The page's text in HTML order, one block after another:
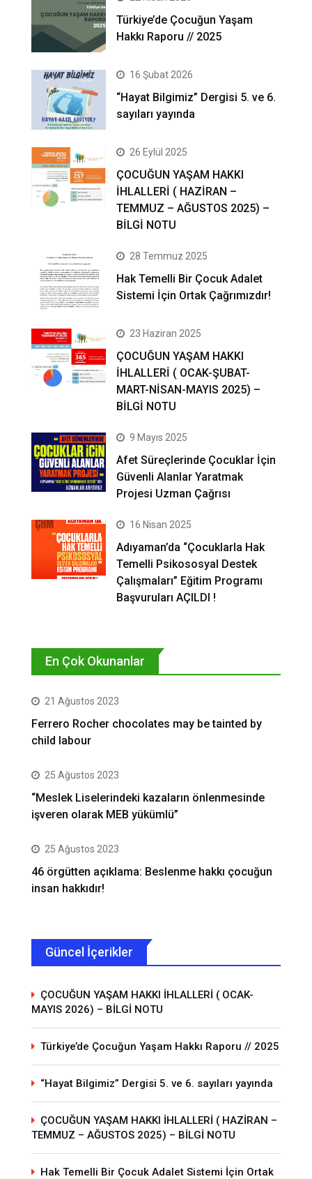
Türkiye’de Çocuğun Yaşam
Hakkı Raporu // 2025
16 Şubat 2026
“Hayat Bilgimiz” Dergisi 5. ve 6.
sayıları yayında
26 Eylül 2025
ÇOCUĞUN YAŞAM HAKKI
İHLALLERİ ( HAZİRAN –
TEMMUZ – AĞUSTOS 2025) –
BİLGİ NOTU
28 Temmuz 2025
Hak Temelli Bir Çocuk Adalet
Sistemi İçin Ortak Çağrımızdır!
23 Haziran 2025
ÇOCUĞUN YAŞAM HAKKI
İHLALLERİ ( OCAK-ŞUBAT-
MART-NİSAN-MAYIS 2025) –
BİLGİ NOTU
9 Mayıs 2025
Afet Süreçlerinde Çocuklar İçin
Güvenli Alanlar Yaratmak
Projesi Uzman Çağrısı
16 Nisan 2025
Adıyaman’da “Çocuklarla Hak
Temelli Psikososyal Destek
Çalışmaları” Eğitim Programı
Başvuruları AÇILDI !
En Çok Okunanlar
21 Ağustos 2023
Ferrero Rocher chocolates may be tainted by
child labour
25 Ağustos 2023
“Meslek Liselerindeki kazaların önlenmesinde
işveren olarak MEB yükümlü”
25 Ağustos 2023
46 örgütten açıklama: Beslenme hakkı çocuğun
insan hakkıdır!
Güncel İçerikler
ÇOCUĞUN YAŞAM HAKKI İHLALLERİ ( OCAK-
MAYIS 2026) – BİLGİ NOTU
Türkiye’de Çocuğun Yaşam Hakkı Raporu // 2025
“Hayat Bilgimiz” Dergisi 5. ve 6. sayıları yayında
ÇOCUĞUN YAŞAM HAKKI İHLALLERİ ( HAZİRAN –
TEMMUZ – AĞUSTOS 2025) – BİLGİ NOTU
Hak Temelli Bir Çocuk Adalet Sistemi İçin Ortak